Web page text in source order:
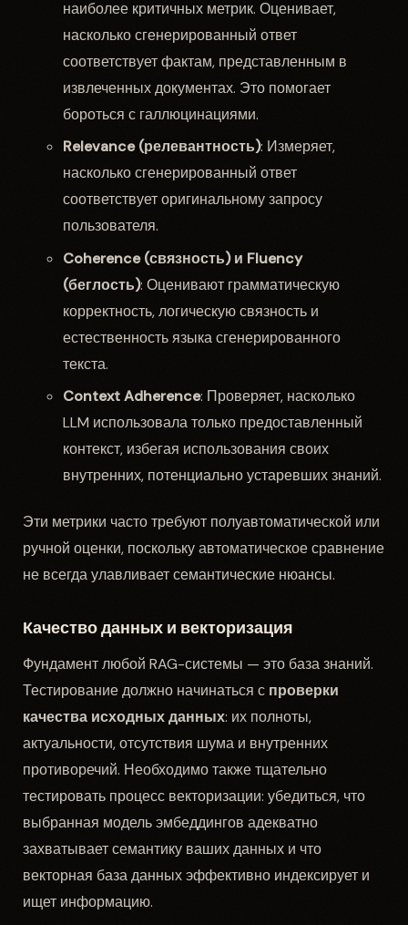
наиболее критичных метрик. Оценивает,
насколько сгенерированный ответ
соответствует фактам, представленным в
извлеченных документах. Это помогает
бороться с галлюцинациями.
Relevance (релевантность): Измеряет,
насколько сгенерированный ответ
соответствует оригинальному запросу
пользователя.
Coherence (связность) и Fluency
(беглость): Оценивают грамматическую
корректность, логическую связность и
естественность языка сгенерированного
текста.
Context Adherence: Проверяет, насколько
LLM использовала только предоставленный
контекст, избегая использования своих
внутренних, потенциально устаревших знаний.
Эти метрики часто требуют полуавтоматической или
ручной оценки, поскольку автоматическое сравнение
не всегда улавливает семантические нюансы.
Качество данных и векторизация
Фундамент любой RAG-системы — это база знаний.
Тестирование должно начинаться с проверки
качества исходных данных: их полноты,
актуальности, отсутствия шума и внутренних
противоречий. Необходимо также тщательно
тестировать процесс векторизации: убедиться, что
выбранная модель эмбеддингов адекватно
захватывает семантику ваших данных и что
векторная база данных эффективно индексирует и
ищет информацию.